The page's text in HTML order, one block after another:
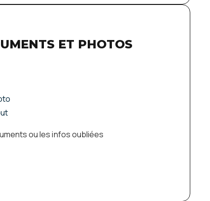
ET PHOTOS
ou les infos oubliées